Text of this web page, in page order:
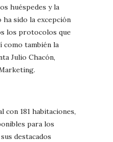
huéspedes y la
ha sido la excepción
los protocolos que
como también la
Julio Chacón,
181 habitaciones,
para los
destacados